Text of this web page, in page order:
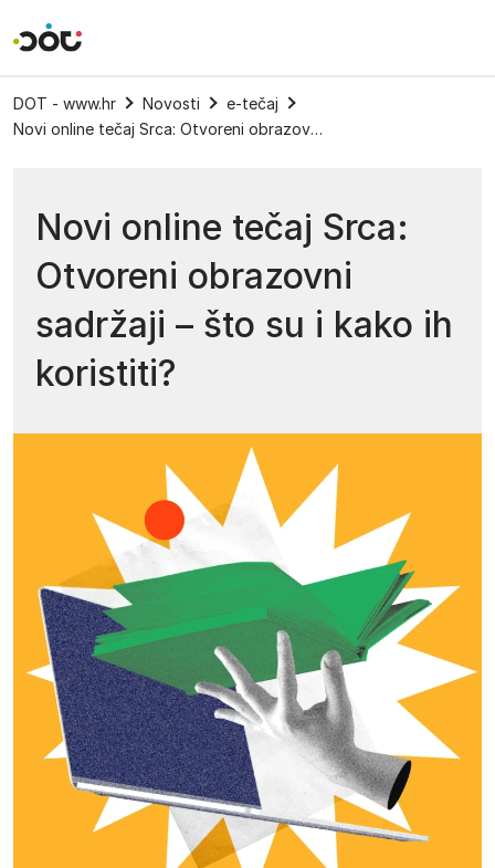
Povratak na naslovnicu
DOT - www.hr Novosti
e-tečaj
Novi online tečaj Srca: Otvoreni obrazovni sadržaji – što su i kako ih koristiti?
Novi online tečaj Srca:
Otvoreni obrazovni
sadržaji – što su i kako ih
koristiti?